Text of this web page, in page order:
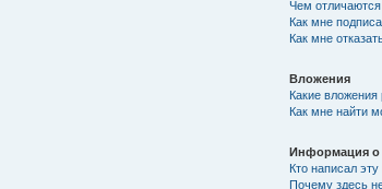
Чем отличаются
Как мне
Как мне
Вложения
Какие
Как мне найти
Информация о
Кто написал
Почему здесь